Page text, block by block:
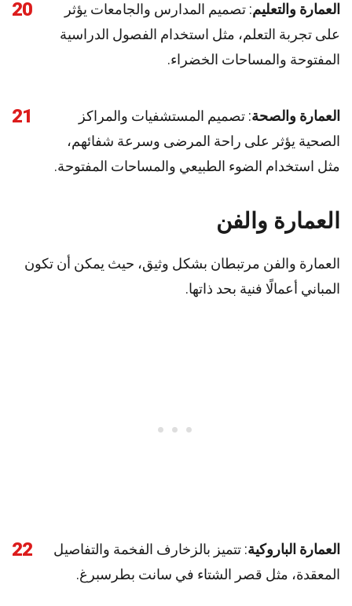
20 العمارة والتعليم: تصميم المدارس والجامعات يؤثر
على تجربة التعلم، مثل استخدام الفصول الدراسية
المفتوحة والمساحات الخضراء.
21 العمارة والصحة: تصميم المستشفيات والمراكز
الصحية يؤثر على راحة المرضى وسرعة شفائهم،
مثل استخدام الضوء الطبيعي والمساحات المفتوحة.
العمارة والفن
العمارة والفن مرتبطان بشكل وثيق، حيث يمكن أن تكون
المباني أعمالًا فنية بحد ذاتها.
22 العمارة الباروكية: تتميز بالزخارف الفخمة والتفاصيل
المعقدة، مثل قصر الشتاء في سانت بطرسبرغ.